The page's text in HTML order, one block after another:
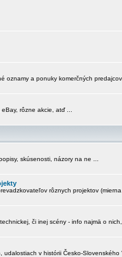
oznamy a ponuky komerčných predajcov
rôzne akcie, atď ...
skúsenosti, názory na ne ...
rôznych projektov
či inej scény - info najmä o
udalostiach v histórii Česko-Slovenského